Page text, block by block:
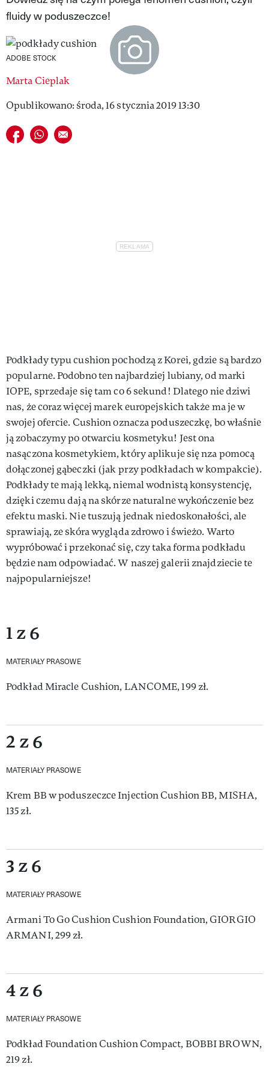
VIVA!LIFESTYLE
VIVA!MAN
fluidy w poduszeczce!
ADOBE STOCK
Marta Cieplak
Opublikowano: środa, 16 stycznia 2019 13:30
Udostępnij na facebook
Udostępnij na whatsapp
E-mail do przyjaciela
Podkłady typu cushion pochodzą z Korei, gdzie są bardzo
popularne. Podobno ten najbardziej lubiany, od marki
IOPE, sprzedaje się tam co 6 sekund! Dlatego nie dziwi
nas, że coraz więcej marek europejskich także ma je w
swojej ofercie. Cushion oznacza poduszeczkę, bo właśnie
ją zobaczymy po otwarciu kosmetyku! Jest ona
nasączona kosmetykiem, który aplikuje się nza pomocą
dołączonej gąbeczki (jak przy podkładach w kompakcie).
Podkłady te mają lekką, niemal wodnistą konsystencję,
dzięki czemu dają na skórze naturalne wykończenie bez
efektu maski. Nie tuszują jednak niedoskonałości, ale
sprawiają, ze skóra wygląda zdrowo i świeżo. Warto
wypróbować i przekonać się, czy taka forma podkładu
będzie nam odpowiadać. W naszej galerii znajdziecie te
najpopularniejsze!
1 z 6
MATERIAŁY PRASOWE
Podkład Miracle Cushion, LANCOME, 199 zł.
2 z 6
MATERIAŁY PRASOWE
Krem BB w poduszeczce Injection Cushion BB, MISHA,
135 zł.
3 z 6
MATERIAŁY PRASOWE
Armani To Go Cushion Cushion Foundation, GIORGIO
ARMANI, 299 zł.
4 z 6
MATERIAŁY PRASOWE
Podkład Foundation Cushion Compact, BOBBI BROWN,
219 zł.